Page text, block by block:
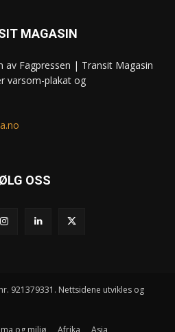
MAGASIN
av Fagpressen | Transit Magasin
varsom-plakat og
OSS
921379331. Nettsidene utvikles og
og miljø Afrika Asia